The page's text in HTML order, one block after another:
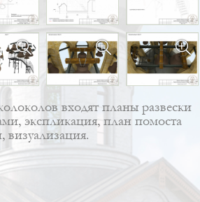
входят планы развески
экспликация, план помоста
визуализация.